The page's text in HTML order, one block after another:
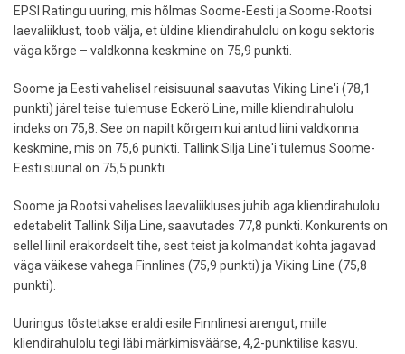
EPSI Ratingu uuring, mis hõlmas Soome-Eesti ja Soome-Rootsi
laevaliiklust, toob välja, et üldine kliendirahulolu on kogu sektoris
väga kõrge – valdkonna keskmine on 75,9 punkti.
Soome ja Eesti vahelisel reisisuunal saavutas Viking Line'i (78,1
punkti) järel teise tulemuse Eckerö Line, mille kliendirahulolu
indeks on 75,8. See on napilt kõrgem kui antud liini valdkonna
keskmine, mis on 75,6 punkti. Tallink Silja Line'i tulemus Soome-
Eesti suunal on 75,5 punkti.
Soome ja Rootsi vahelises laevaliikluses juhib aga kliendirahulolu
edetabelit Tallink Silja Line, saavutades 77,8 punkti. Konkurents on
sellel liinil erakordselt tihe, sest teist ja kolmandat kohta jagavad
väga väikese vahega Finnlines (75,9 punkti) ja Viking Line (75,8
punkti).
Uuringus tõstetakse eraldi esile Finnlinesi arengut, mille
kliendirahulolu tegi läbi märkimisväärse, 4,2-punktilise kasvu.